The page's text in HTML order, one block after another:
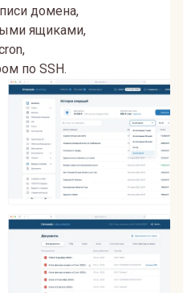
домена,
ящиками,
по SSH.